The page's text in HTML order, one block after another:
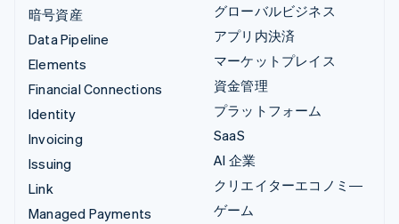
暗号資産
Data Pipeline
Elements
Financial Connections
Identity
Invoicing
Issuing
Link
Managed Payments
グローバルビジネス
アプリ内決済
マーケットプレイス
資金管理
プラットフォーム
SaaS
AI 企業
クリエイターエコノミ―
ゲーム